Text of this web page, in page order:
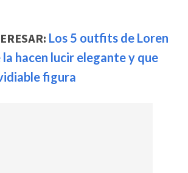
Los 5 outfits de Loren
hacen lucir elegante y que
figura